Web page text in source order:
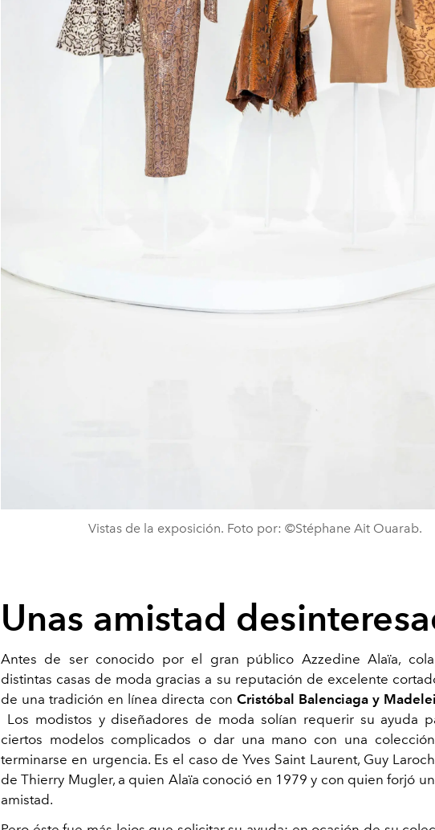
Vistas de la exposición. Foto por: ©Stéphane Ait Ouarab.
Unas amistad
Antes de ser conocido por el gran público Azzedine Alaïa,
distintas casas de moda gracias a su reputación de excelente
de una tradición en línea directa con Cristóbal Balenciaga y
Los modistos y diseñadores de moda solían requerir su ayuda
ciertos modelos complicados o dar una mano con una
terminarse en urgencia. Es el caso de Yves Saint Laurent, Guy
de Thierry Mugler, a quien Alaïa conoció en 1979 y con quien forjó
amistad.